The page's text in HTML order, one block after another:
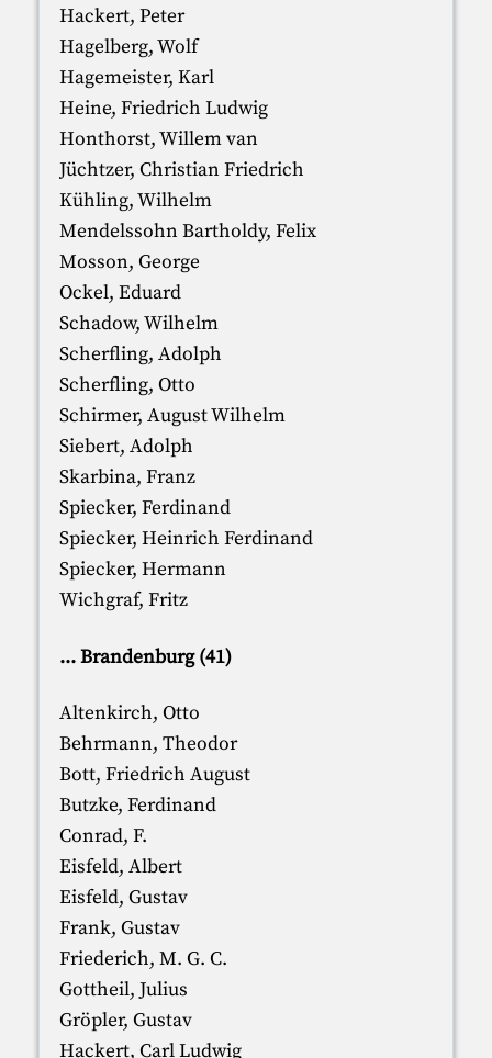
Hackert, Peter
Hagelberg, Wolf
Hagemeister, Karl
Heine, Friedrich Ludwig
Honthorst, Willem van
Jüchtzer, Christian Friedrich
Kühling, Wilhelm
Mendelssohn Bartholdy, Felix
Mosson, George
Ockel, Eduard
Schadow, Wilhelm
Scherfling, Adolph
Scherfling, Otto
Schirmer, August Wilhelm
Siebert, Adolph
Skarbina, Franz
Spiecker, Ferdinand
Spiecker, Heinrich Ferdinand
Spiecker, Hermann
Wichgraf, Fritz
... Brandenburg (41)
Altenkirch, Otto
Behrmann, Theodor
Bott, Friedrich August
Butzke, Ferdinand
Conrad, F.
Eisfeld, Albert
Eisfeld, Gustav
Frank, Gustav
Friederich, M. G. C.
Gottheil, Julius
Gröpler, Gustav
Hackert, Carl Ludwig